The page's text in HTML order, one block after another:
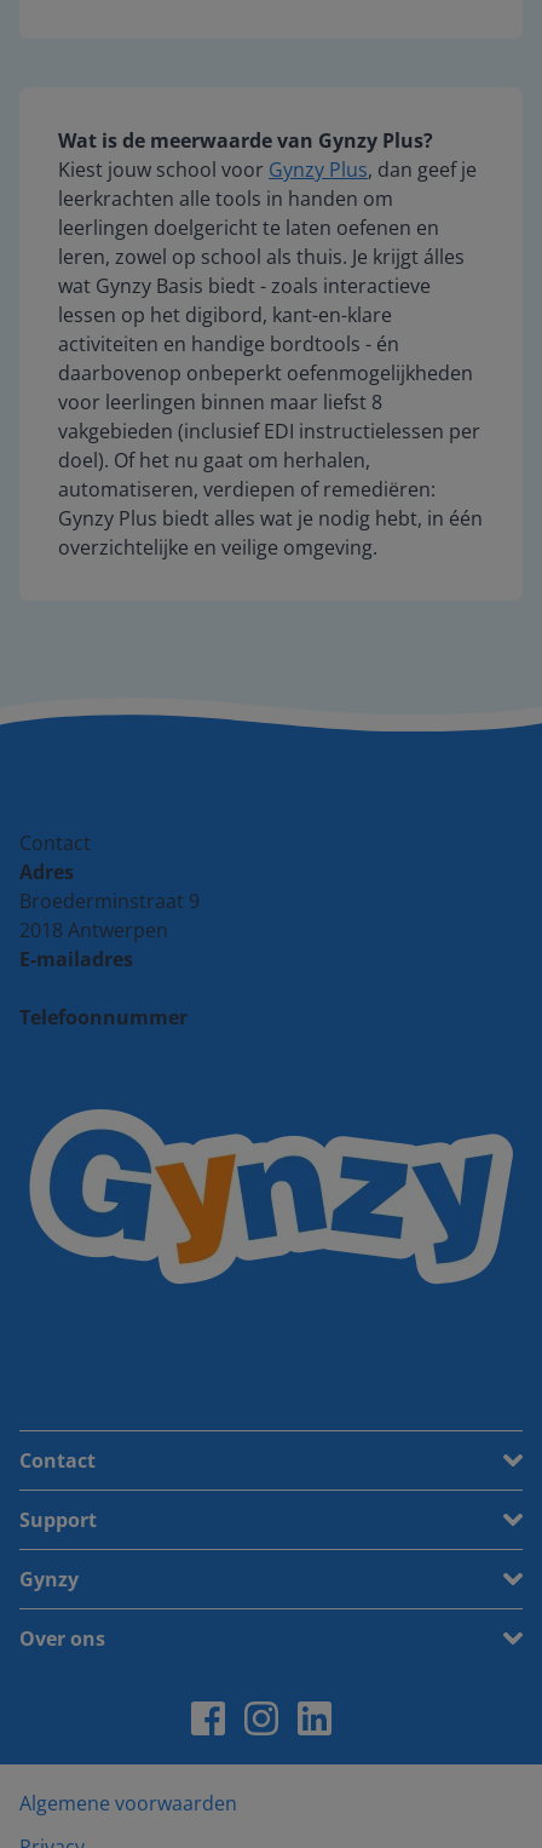
Wat is de meerwaarde van Gynzy Plus?
Kiest jouw school voor Gynzy Plus, dan geef je
leerkrachten alle tools in handen om
leerlingen doelgericht te laten oefenen en
leren, zowel op school als thuis. Je krijgt álles
wat Gynzy Basis biedt - zoals interactieve
lessen op het digibord, kant-en-klare
activiteiten en handige bordtools - én
daarbovenop onbeperkt oefenmogelijkheden
voor leerlingen binnen maar liefst 8
vakgebieden (inclusief EDI instructielessen per
doel). Of het nu gaat om herhalen,
automatiseren, verdiepen of remediëren:
Gynzy Plus biedt alles wat je nodig hebt, in één
overzichtelijke en veilige omgeving.
Contact
Adres
Broederminstraat 9
2018 Antwerpen
E-mailadres
Telefoonnummer
Contact
Support
Gynzy
Over ons
Algemene voorwaarden